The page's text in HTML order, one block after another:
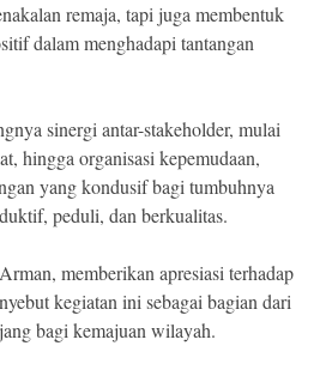
remaja, tapi juga membentuk
dalam menghadapi tantangan
sinergi antar-stakeholder, mulai
hingga organisasi kepemudaan,
yang kondusif bagi tumbuhnya
peduli, dan berkualitas.
memberikan apresiasi terhadap
kegiatan ini sebagai bagian dari
bagi kemajuan wilayah.